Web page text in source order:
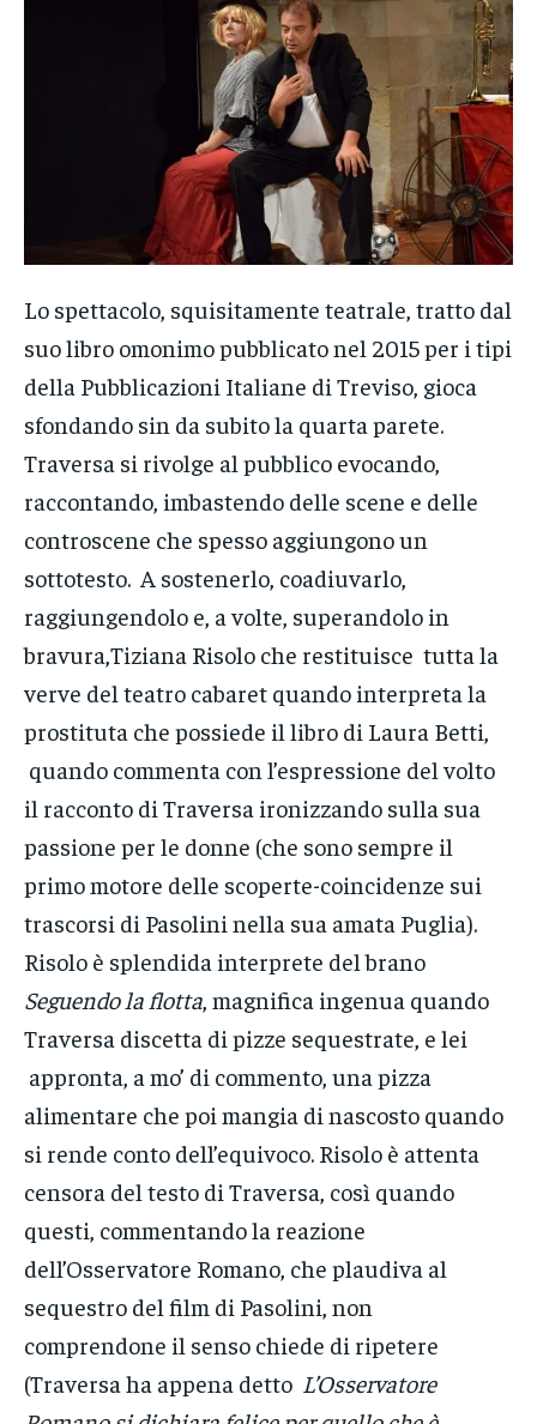
Lo spettacolo, squisitamente teatrale, tratto dal
suo libro omonimo pubblicato nel 2015 per i tipi
della Pubblicazioni Italiane di Treviso, gioca
sfondando sin da subito la quarta parete.
Traversa si rivolge al pubblico evocando,
raccontando, imbastendo delle scene e delle
controscene che spesso aggiungono un
sottotesto. A sostenerlo, coadiuvarlo,
raggiungendolo e, a volte, superandolo in
bravura,Tiziana Risolo che restituisce tutta la
verve del teatro cabaret quando interpreta la
prostituta che possiede il libro di Laura Betti,
quando commenta con l’espressione del volto
il racconto di Traversa ironizzando sulla sua
passione per le donne (che sono sempre il
primo motore delle scoperte-coincidenze sui
trascorsi di Pasolini nella sua amata Puglia).
Risolo è splendida interprete del brano
Seguendo la flotta, magnifica ingenua quando
Traversa discetta di pizze sequestrate, e lei
appronta, a mo’ di commento, una pizza
alimentare che poi mangia di nascosto quando
si rende conto dell’equivoco. Risolo è attenta
censora del testo di Traversa, così quando
questi, commentando la reazione
dell’Osservatore Romano, che plaudiva al
sequestro del film di Pasolini, non
comprendone il senso chiede di ripetere
(Traversa ha appena detto L’Osservatore